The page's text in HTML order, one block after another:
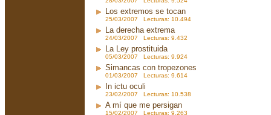
Los extremos se tocan
25/03/2007 Lecturas: 10.494
La derecha extrema
24/03/2007 Lecturas: 9.432
La Ley prostituida
05/03/2007 Lecturas: 9.924
Simancas con tropezones
01/03/2007 Lecturas: 9.614
In ictu oculi
23/02/2007 Lecturas: 10.538
A mí que me persigan
15/02/2007 Lecturas: 9.263